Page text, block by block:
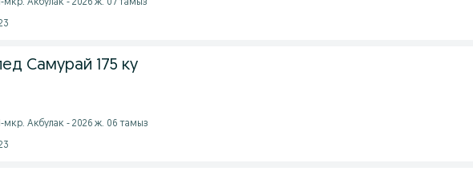
1-мкр. Акбулак - 2026 ж. 07 тамыз
Самурай 175 ку
1-мкр. Акбулак - 2026 ж. 06 тамыз